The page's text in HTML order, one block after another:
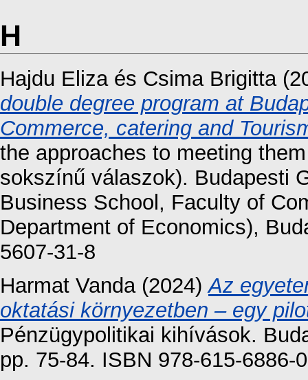
H
Hajdu Elizaés Csima Brigitta
double degree program at
Commerce, catering and
the approaches to meeting
sokszínű válaszok). Budapesti
Business School, Faculty of
Department of Economics),
5607-31-8
Harmat Vanda(2024)Az
oktatási környezetben – egy
Pénzügypolitikai kihívások.
pp. 75-84. ISBN 978-615-6886-